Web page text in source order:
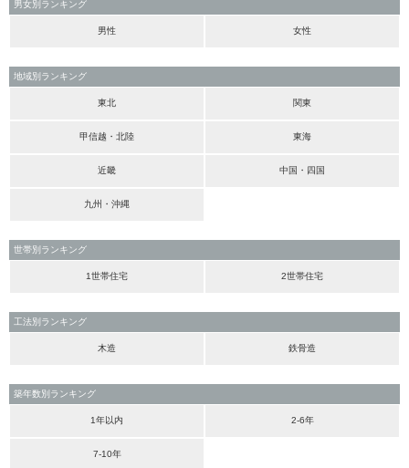
男女別ランキング
男性 女性
地域別ランキング
東北 関東
甲信越・北陸 東海
近畿 中国・四国
九州・沖縄
世帯別ランキング
1世帯住宅 2世帯住宅
工法別ランキング
木造 鉄骨造
築年数別ランキング
1年以内 2-6年
7-10年